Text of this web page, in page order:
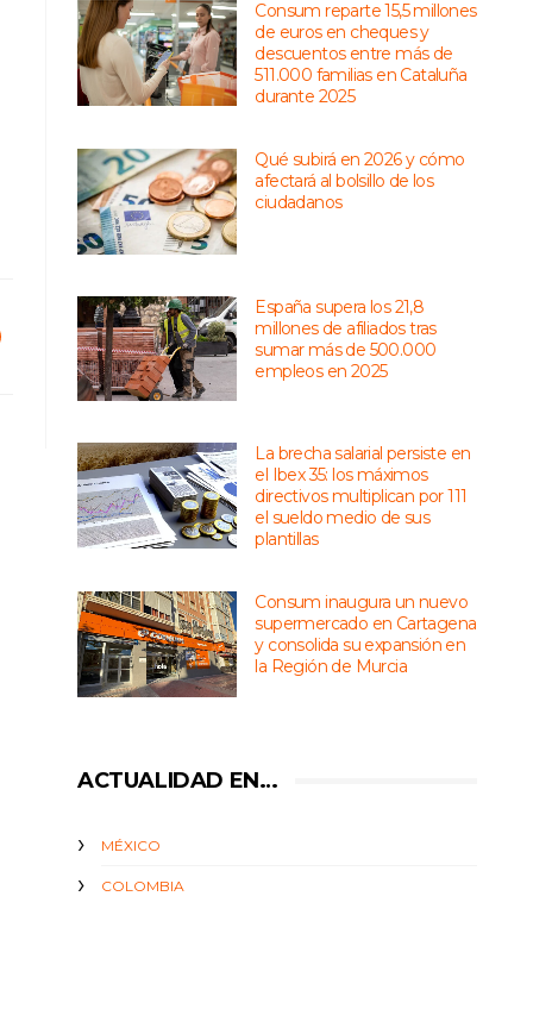
Consum reparte 15,5 millones
de euros en cheques y
descuentos entre más de
511.000 familias en Cataluña
durante 2025
Qué subirá en 2026 y cómo
afectará al bolsillo de los
ciudadanos
España supera los 21,8
millones de afiliados tras
sumar más de 500.000
empleos en 2025
La brecha salarial persiste en
el Ibex 35: los máximos
directivos multiplican por 111
el sueldo medio de sus
plantillas
Consum inaugura un nuevo
supermercado en Cartagena
y consolida su expansión en
la Región de Murcia
ACTUALIDAD EN…
MÉXICO
COLOMBIA